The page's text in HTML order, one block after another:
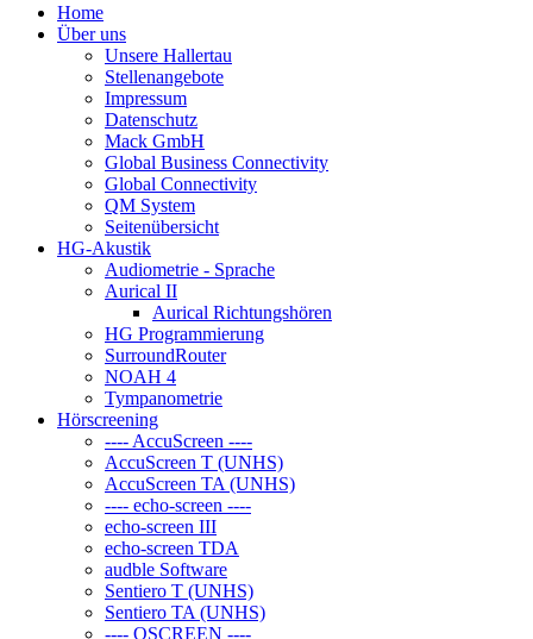
Home
Über uns
Unsere Hallertau
Stellenangebote
Impressum
Datenschutz
Mack GmbH
Global Business Connectivity
Global Connectivity
QM System
Seitenübersicht
HG-Akustik
Audiometrie - Sprache
Aurical II
Aurical Richtungshören
HG Programmierung
SurroundRouter
NOAH 4
Tympanometrie
Hörscreening
---- AccuScreen ----
AccuScreen T (UNHS)
AccuScreen TA (UNHS)
---- echo-screen ----
echo-screen III
echo-screen TDA
audble Software
Sentiero T (UNHS)
Sentiero TA (UNHS)
---- QSCREEN ----